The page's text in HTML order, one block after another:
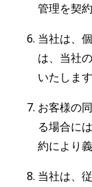
管理を契
当社は、
は、当社
いたします
お客様の
る場合に
約により
当社は、